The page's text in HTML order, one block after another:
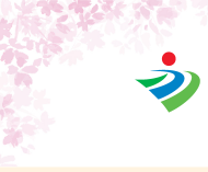
音声読み上げ用ナビゲーシ
本文へ移動します
ページ最後（フッター）へ移
音声読み上げ用ナビゲーシ